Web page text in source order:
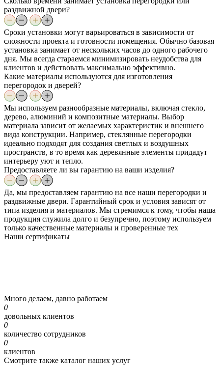
раздвижной двери?
Сроки установки могут варьироваться в зависимости от
сложности проекта и готовности помещения. Обычно базовая
установка занимает от нескольких часов до одного рабочего
дня. Мы всегда стараемся минимизировать неудобства для
клиентов и действовать максимально эффективно.
Какие материалы используются для изготовления
перегородок и дверей?
Мы используем разнообразные материалы, включая стекло,
дерево, алюминий и композитные материалы. Выбор
материала зависит от желаемых характеристик и внешнего
вида конструкции. Например, стеклянные перегородки
идеально подходят для создания светлых и воздушных
пространств, в то время как деревянные элементы придадут
интерьеру уют и тепло.
Предоставляете ли вы гарантию на ваши изделия?
Да, мы предоставляем гарантию на все наши перегородки и
раздвижные двери. Гарантийный срок и условия зависят от
типа изделия и материалов. Мы стремимся к тому, чтобы наша
продукция служила долго и безупречно, поэтому используем
только качественные материалы и проверенные тех
Наши сертификаты
Много делаем, давно работаем
0
довольных клиентов
0
количество сотрудников
0
клиентов
Смотрите также каталог наших услуг